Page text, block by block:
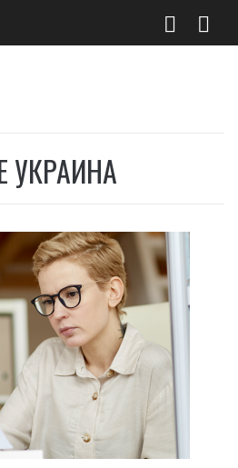
УКРАИНА